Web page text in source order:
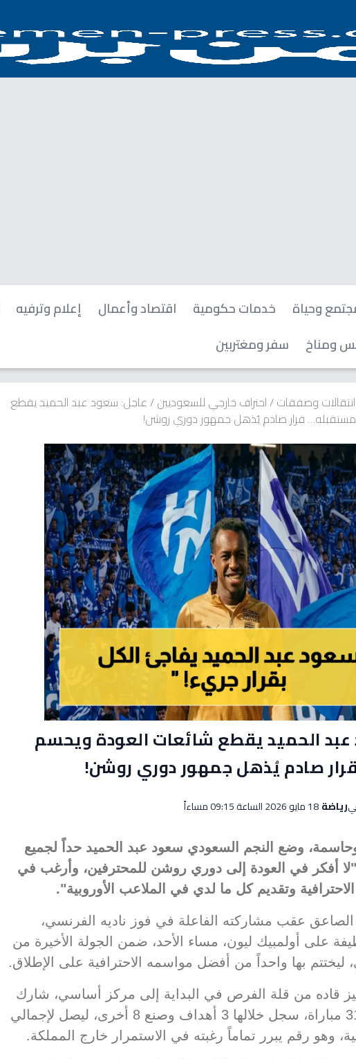
وحياة خدمات حكومية اقتصاد وأعمال إعلام وترفيه
ومناخ سفر ومغتربين
وصفقات/احتراف خارجي للسعوديين/عاجل: سعود عبد الحميد يقطع
قرار صادم يُذهل جمهور دوري روشن!
الحميد يقطع شائعات العودة ويحسم
صادم يُذهل جمهور دوري روشن!
رياضة18 مايو 2026 الساعة 09:15 مساءاً
وضع النجم السعودي سعود عبد الحميد حداً لجميع
"لا أفكر في العودة إلى دوري روشن للمحترفين، وأرغب في
وتقديم كل ما لدي في الملاعب الأوروبية".
الصاعق عقب مشاركته الفاعلة في فوز ناديه الفرنسي،
على أولمبيك ليون، مساء الأحد، ضمن الجولة الأخيرة من
ليختتم بها واحداً من أفضل مواسمه الاحترافية على الإطلاق.
قاده من قلة الفرص في البداية إلى مركز أساسي، شارك
عبد الحميد في 31 مباراة، سجل خلالها 3 أهداف وصنع 8 أخرى، ليصل لإجمالي